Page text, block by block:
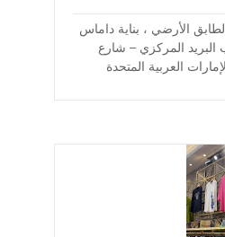
رقم 7 ، الطابق الأرضي ، بناية داماس
البريد المركزي – شارع
العربية المتحدة